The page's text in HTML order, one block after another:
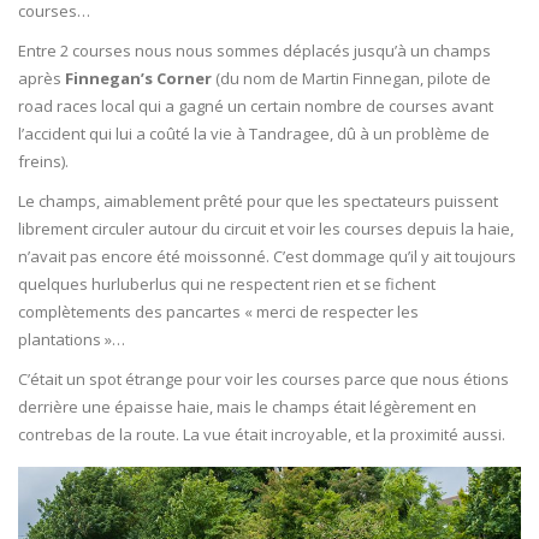
courses…
Entre 2 courses nous nous sommes déplacés jusqu’à un champs
après Finnegan’s Corner (du nom de Martin Finnegan, pilote de
road races local qui a gagné un certain nombre de courses avant
l’accident qui lui a coûté la vie à Tandragee, dû à un problème de
freins).
Le champs, aimablement prêté pour que les spectateurs puissent
librement circuler autour du circuit et voir les courses depuis la haie,
n’avait pas encore été moissonné. C’est dommage qu’il y ait toujours
quelques hurluberlus qui ne respectent rien et se fichent
complètements des pancartes « merci de respecter les
plantations »…
C’était un spot étrange pour voir les courses parce que nous étions
derrière une épaisse haie, mais le champs était légèrement en
contrebas de la route. La vue était incroyable, et la proximité aussi.